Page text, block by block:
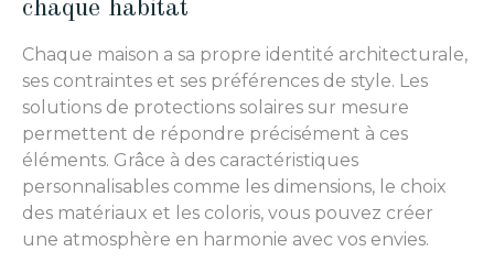
chaque habitat
Chaque maison a sa propre identité architecturale,
ses contraintes et ses préférences de style. Les
solutions de protections solaires sur mesure
permettent de répondre précisément à ces
éléments. Grâce à des caractéristiques
personnalisables comme les dimensions, le choix
des matériaux et les coloris, vous pouvez créer
une atmosphère en harmonie avec vos envies.